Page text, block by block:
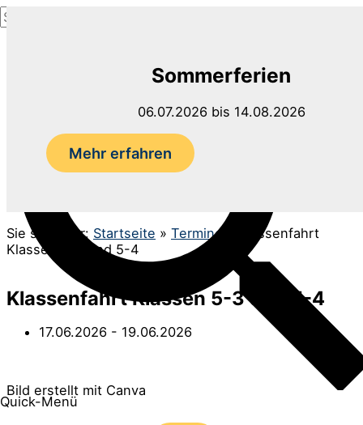
Zum
Inhalt
Suchen
nach:
Quick-Menü
Sommerferien
06.07.2026 bis 14.08.2026
Mehr erfahren
Sie sind hier: Startseite » Termine
Klassenfahrt
Klassen 5-3 und 5-4
Klassenfahrt Klassen 5-3 und 5-4
17.06.2026 - 19.06.2026
Bild erstellt mit Canva